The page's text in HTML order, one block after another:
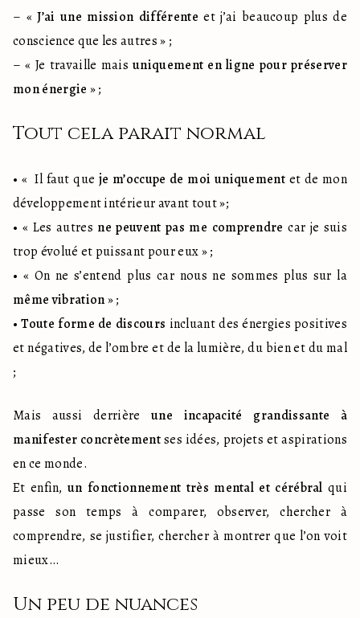
– « J’ai une mission différente et j’ai beaucoup plus de
conscience que les autres » ;
– « Je travaille mais uniquement en ligne pour préserver
mon énergie » ;
Tout cela parait normal
• «  Il faut que je m’occupe de moi uniquement et de mon
développement intérieur avant tout »;
• « Les autres ne peuvent pas me comprendre car je suis
trop évolué et puissant pour eux » ;
même vibration » ;
• Toute forme de discours incluant des énergies positives
et négatives, de l’ombre et de la lumière, du bien et du mal
;
Mais aussi derrière une incapacité grandissante à
manifester concrètement ses idées, projets et aspirations
en ce monde.
Et enfin, un fonctionnement très mental et cérébral qui
passe son temps à comparer, observer, chercher à
comprendre, se justifier, chercher à montrer que l’on voit
mieux…
Un peu de nuances